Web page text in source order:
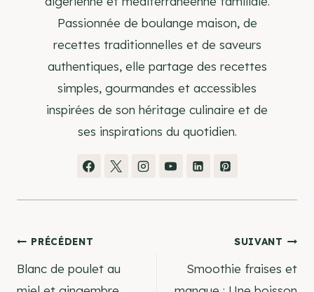
Passionnée de boulange maison, de
recettes traditionnelles et de saveurs
authentiques, elle partage des recettes
simples, gourmandes et accessibles
inspirées de son héritage culinaire et de
ses inspirations du quotidien.
Navigation
PRÉCÉDENT
Blanc de poulet au
SUIVANT
Smoothie fraises et